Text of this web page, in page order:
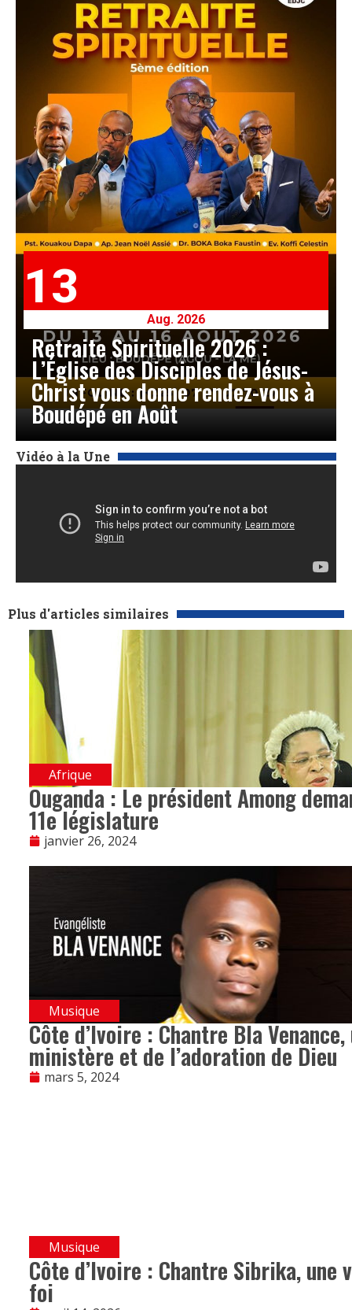
13
Aug. 2026
Retraite Spirituelle 2026 :
L’Église des Disciples de Jésus-
Christ vous donne rendez-vous à
Boudépé en Août
Vidéo à la Une
Plus d'articles similaires
Afrique
Ouganda : Le président Among
11e législature
janvier 26, 2024
Musique
Côte d’Ivoire : Chantre Bla
ministère et de l’adoration de Dieu
mars 5, 2024
Musique
Côte d’Ivoire : Chantre Sibrika,
foi